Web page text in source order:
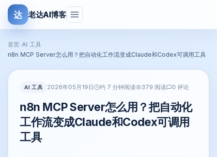
达 老达AI博客
首页 AI 工具
n8n MCP Server怎么用？把自动化工作流变成Claude和Codex可调用工具
AI 工具 2026年05月19日 约 7 分钟阅读 379 阅读 0 评论
n8n MCP Server怎么用？把自动化
工作流变成Claude和Codex可调用
工具